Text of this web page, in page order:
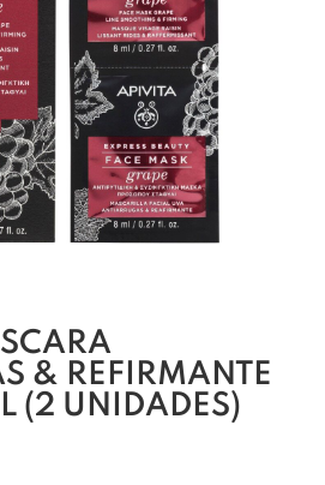
& REFIRMANTE
(2 UNIDADES)